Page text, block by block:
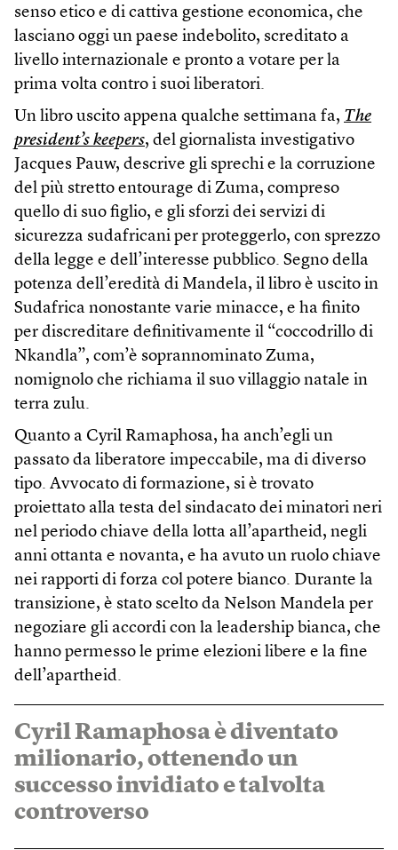
senso etico e di cattiva gestione economica, che
lasciano oggi un paese indebolito, screditato a
livello internazionale e pronto a votare per la
prima volta contro i suoi liberatori.
Un libro uscito appena qualche settimana fa, The
president’s keepers, del giornalista investigativo
Jacques Pauw, descrive gli sprechi e la corruzione
del più stretto entourage di Zuma, compreso
quello di suo figlio, e gli sforzi dei servizi di
sicurezza sudafricani per proteggerlo, con sprezzo
della legge e dell’interesse pubblico. Segno della
potenza dell’eredità di Mandela, il libro è uscito in
Sudafrica nonostante varie minacce, e ha finito
per discreditare definitivamente il “coccodrillo di
Nkandla”, com’è soprannominato Zuma,
nomignolo che richiama il suo villaggio natale in
terra zulu.
Quanto a Cyril Ramaphosa, ha anch’egli un
passato da liberatore impeccabile, ma di diverso
tipo. Avvocato di formazione, si è trovato
proiettato alla testa del sindacato dei minatori neri
nel periodo chiave della lotta all’apartheid, negli
anni ottanta e novanta, e ha avuto un ruolo chiave
nei rapporti di forza col potere bianco. Durante la
transizione, è stato scelto da Nelson Mandela per
negoziare gli accordi con la leadership bianca, che
hanno permesso le prime elezioni libere e la fine
dell’apartheid.
Cyril Ramaphosa è diventato
milionario, ottenendo un
successo invidiato e talvolta
controverso